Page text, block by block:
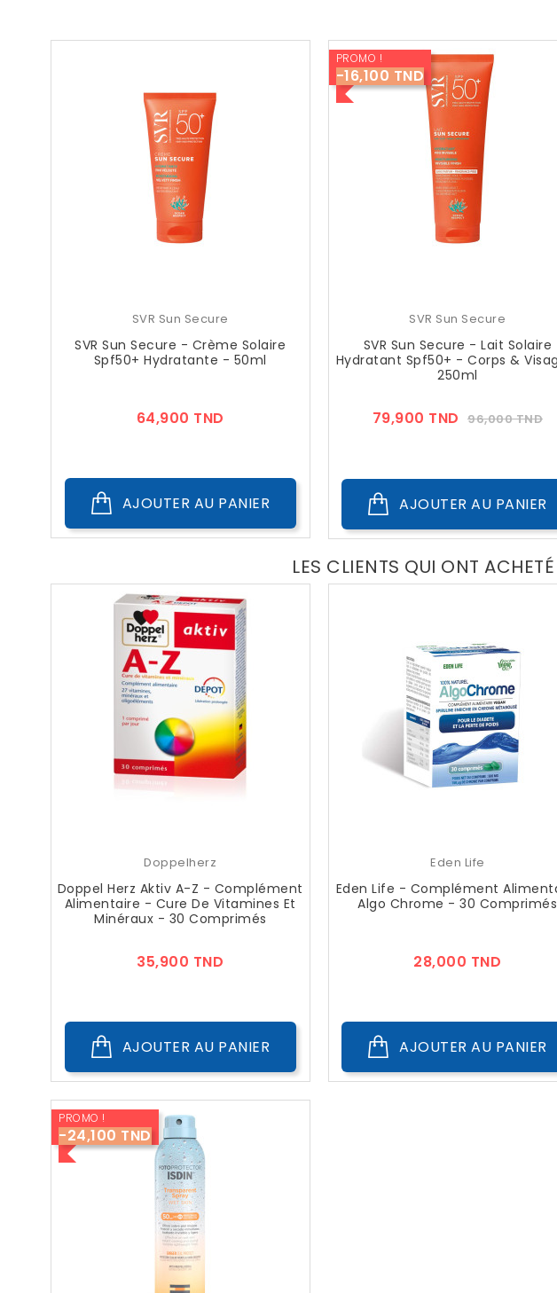
SVR Sun Secure
SVR Sun Secure - Crème Solaire
Spf50+ Hydratante - 50ml
64,900 TND
AJOUTER AU PANIER
PROMO !
-16,100 TND
SVR Sun Secure
SVR Sun Secure - Lait Solaire
Hydratant Spf50+ - Corps &
250ml
79,900 TND Prix
96,000 TND
AJOUTER AU PANIER
LES CLIENTS QUI ONT
Doppelherz
Doppel Herz Aktiv A-Z - Complément
Alimentaire - Cure De Vitamines Et
Minéraux - 30 Comprimés
35,900 TND
AJOUTER AU PANIER
Eden Life
Eden Life - Complément
Algo Chrome - 30 Comprimés
28,000 TND
AJOUTER AU PANIER
PROMO !
-24,100 TND